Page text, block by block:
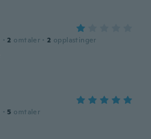
· 2 omtaler · 2 opplastinger
· 5 omtaler